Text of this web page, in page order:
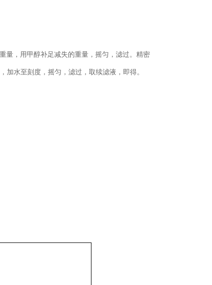
量，用甲醇补足减失的重量，摇匀，滤过。精密
加水至刻度，摇匀，滤过，取续滤液，即得。